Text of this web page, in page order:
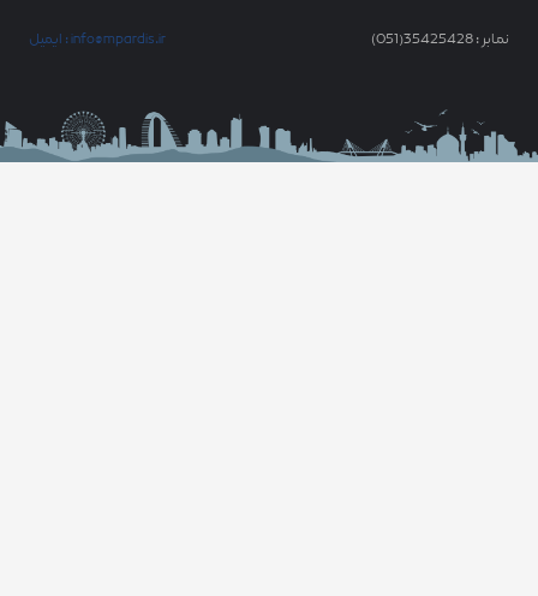
ایمیل : info@mpardis.ir نمابر : 35425428(051)